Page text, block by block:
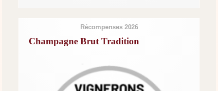
Récompenses 2026
Champagne Brut Tradition